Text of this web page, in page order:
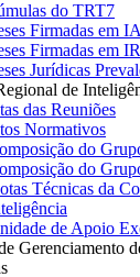
do TRT7
Firmadas em
Firmadas em
Jurídicas
de
das Reuniões
Normativos
do
do
Técnicas da
de Apoio
Gerenciamento